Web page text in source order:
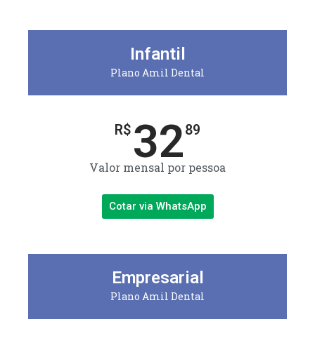
Infantil
Plano Amil Dental
R$ 3289
Valor mensal por pessoa
Cotar via WhatsApp
Empresarial
Plano Amil Dental